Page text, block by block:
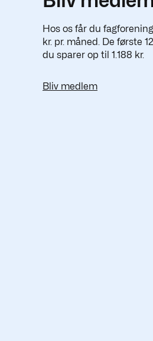
Hos os får du
kr. pr. måned. De første
du sparer op til 1.188 kr.
Bliv medlem